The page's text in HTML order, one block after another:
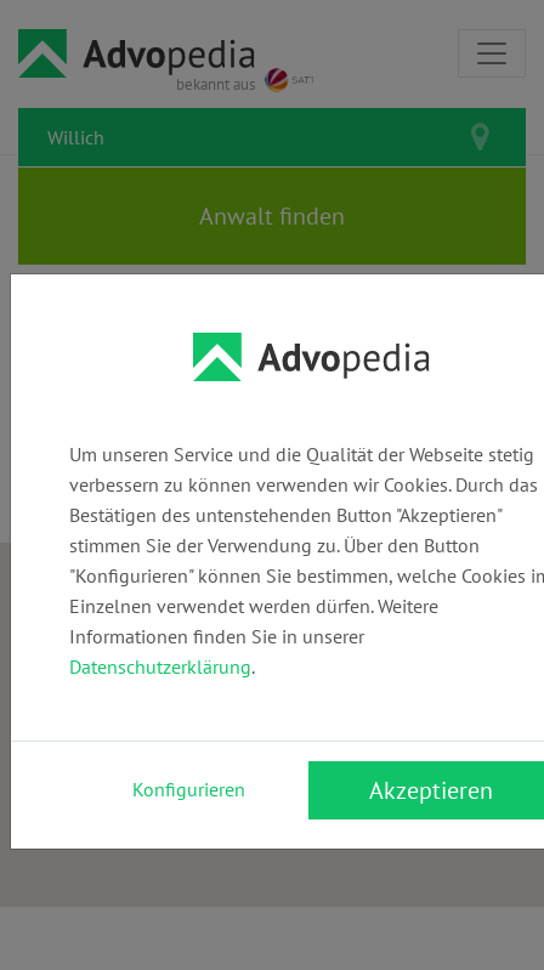
bekannt aus
Rechtsanwälte und Kanzleien in
finden
Um unseren Service und die Qualität der Webseite stetig
verbessern zu können verwenden wir Cookies. Durch das
Bestätigen des untenstehenden Button "Akzeptieren"
stimmen Sie der Verwendung zu. Über den Button
"Konfigurieren" können Sie bestimmen, welche Cookies
Einzelnen verwendet werden dürfen. Weitere
Informationen finden Sie in unserer
Datenschutzerklärung.
Konfigurieren Akzeptieren